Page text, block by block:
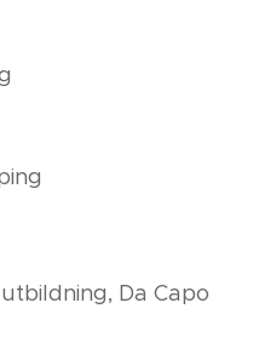
Da Capo